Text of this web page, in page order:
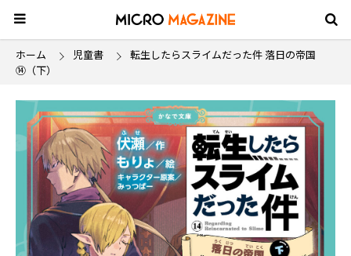
ホーム 児童書
転生したらスライムだった件 落日の帝国
⑭（下）